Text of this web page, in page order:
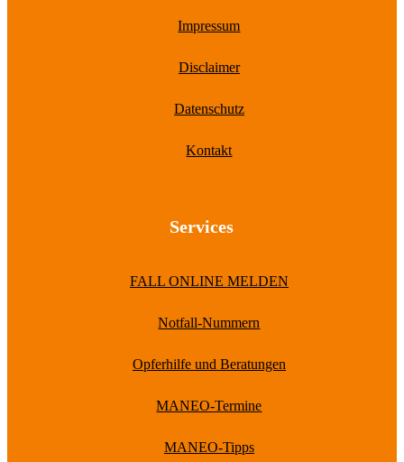
Impressum
Disclaimer
Datenschutz
Kontakt
Services
FALL ONLINE MELDEN
Notfall-Nummern
Opferhilfe und Beratungen
MANEO-Termine
MANEO-Tipps